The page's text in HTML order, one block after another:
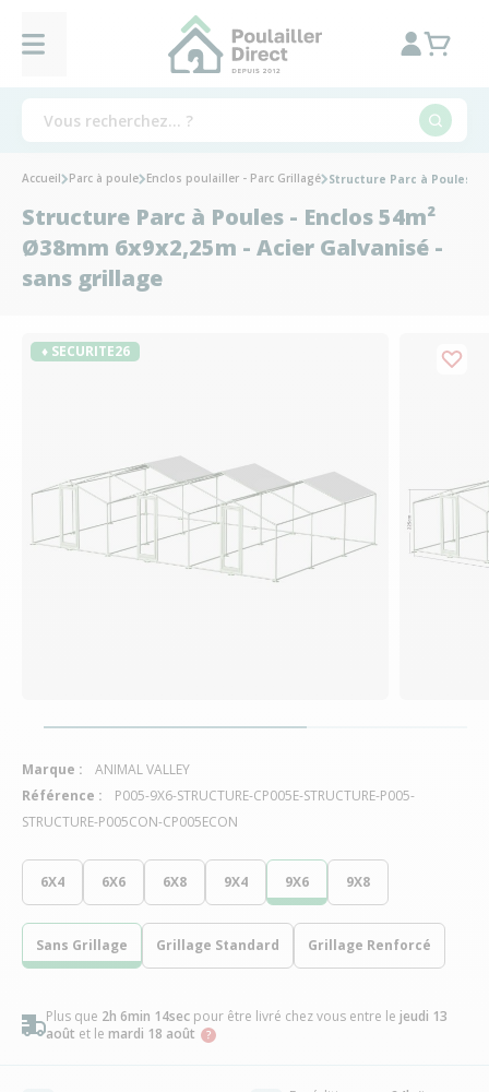
6X4 6X6 6X8 9X4 9X6 9X8
Sans Grillage Grillage Standard Grillage Renforcé
Plus que 2h 6min 13sec pour être livré chez vous entre le jeudi 13
août et le mardi 18 août
Accueil Parc à poule Enclos poulailler - Parc Grillagé Structure Parc à Poules -
Structure Parc à Poules - Enclos 54m²
Ø38mm 6x9x2,25m - Acier Galvanisé -
sans grillage
♦ SECURITE26
Marque :
ANIMAL VALLEY
Référence :
P005-9X6-STRUCTURE-CP005E-STRUCTURE-P005-
STRUCTURE-P005CON-CP005ECON